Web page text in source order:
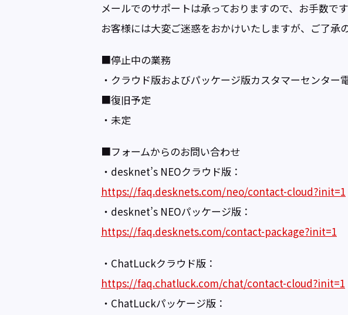
メールでのサポートは承っておりますので、お手数で
お客様には大変ご迷惑をおかけいたしますが、ご了承
■停止中の業務
・クラウド版およびパッケージ版カスタマーセンター
■復旧予定
・未定
■フォームからのお問い合わせ
・desknet’s NEOクラウド版：
https://faq.desknets.com/neo/contact-cloud?init=1
・desknet’s NEOパッケージ版：
https://faq.desknets.com/contact-package?init=1
・ChatLuckクラウド版：
https://faq.chatluck.com/chat/contact-cloud?init=1
・ChatLuckパッケージ版：